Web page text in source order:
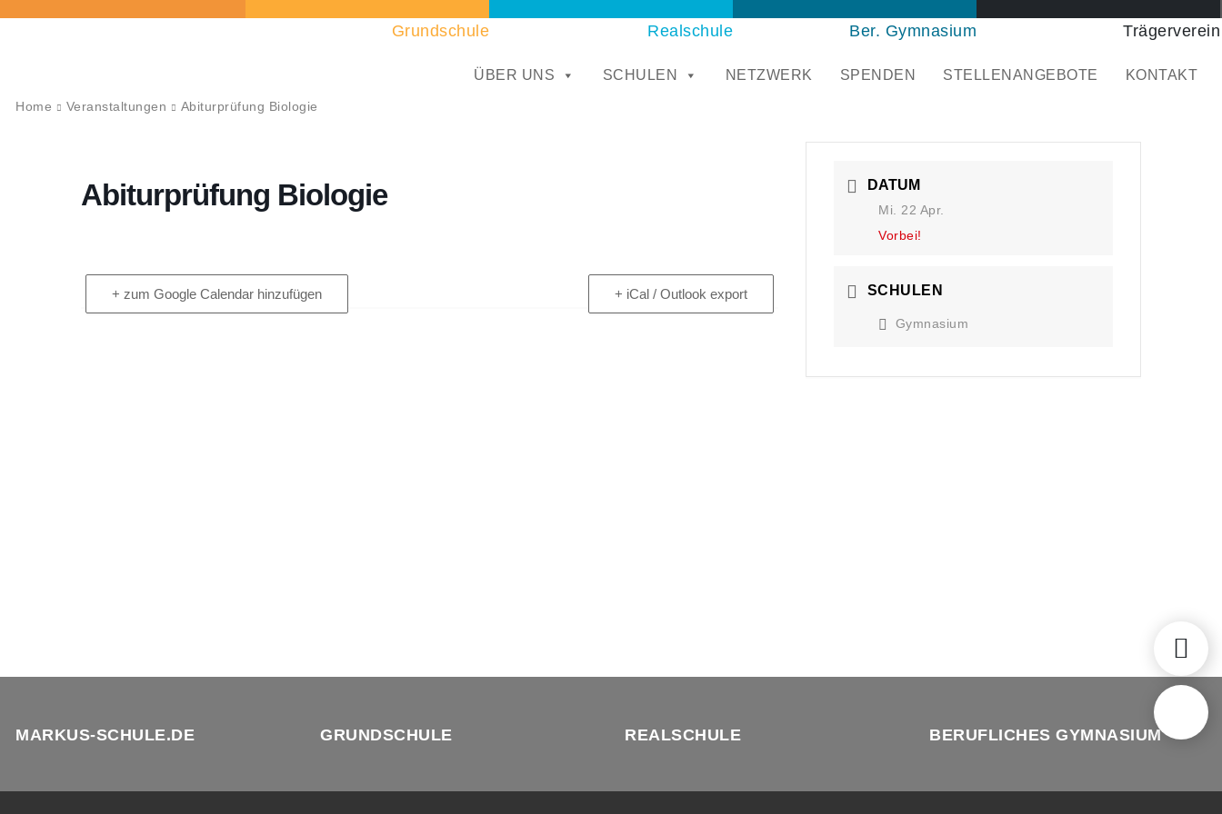
Grundschule Realschule Ber. Gymnasium Trägerverein
ÜBER UNS SCHULEN NETZWERK SPENDEN STELLENANGEBOTE KONTAKT
Home Veranstaltungen Abiturprüfung Biologie
Abiturprüfung Biologie
+ zum Google Calendar hinzufügen + iCal / Outlook export
DATUM
Mi. 22 Apr.
Vorbei!
SCHULEN
Gymnasium
MARKUS-SCHULE.DE GRUNDSCHULE REALSCHULE BERUFLICHES GYMNASIUM